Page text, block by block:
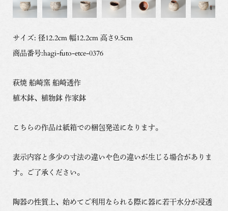
サイズ: 径12.2cm 幅12.2cm 高さ9.5cm
商品番号:hagi-futo-etce-0376
萩焼 船崎窯 船崎透作
植木鉢、植物鉢 作家鉢
こちらの作品は紙箱での梱包発送になります。
表示内容と多少の寸法の違いや色の違いが生じる場合がありま
す。ご了承ください。
陶器の性質上、始めてご利用なられる際に器に若干水分が浸透